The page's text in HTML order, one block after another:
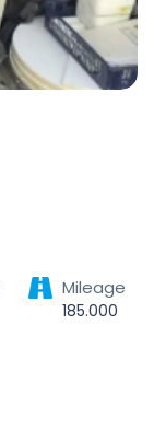
Mileage
185.000